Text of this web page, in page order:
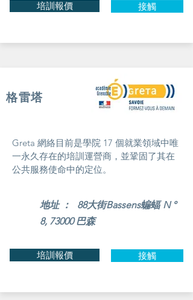
培訓報價 接觸
格雷塔
Greta 網絡目前是學院 17 個就業領域中唯
一永久存在的培訓運營商，並鞏固了其在
公共服務使命中的定位。
地址 ： 88大街Bassens蝙蝠 N °
8, 73000 巴森
培訓報價 接觸